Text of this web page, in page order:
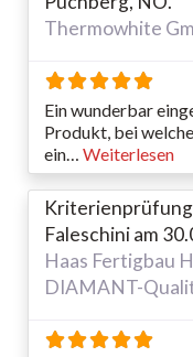
Thermowhite
Ein wunderbar
Produkt, bei
ein… Weiterlesen
Faleschini am
Haas Fertigbau
DIAMANT-